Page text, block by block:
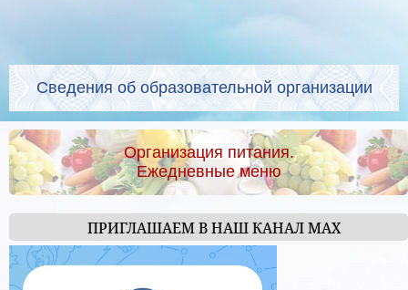
Сведения об образовательной организации
Организация питания.
Ежедневные меню
ПРИГЛАШАЕМ В НАШ КАНАЛ МАХ